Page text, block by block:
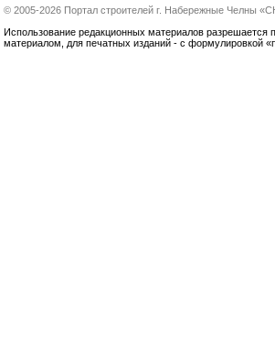
© 2005-2026 Портал строителей г. Набережные Челны
Использование редакционных материалов разрешается
материалом, для печатных изданий - с формулировкой